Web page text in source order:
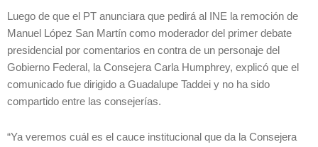
Luego de que el PT anunciara que pedirá al INE la remoción de
Manuel López San Martín como moderador del primer debate
presidencial por comentarios en contra de un personaje del
Gobierno Federal, la Consejera Carla Humphrey, explicó que el
comunicado fue dirigido a Guadalupe Taddei y no ha sido
compartido entre las consejerías.
“Ya veremos cuál es el cauce institucional que da la Consejera